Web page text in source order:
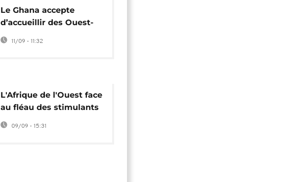
Le Ghana accepte
d’accueillir des Ouest-
Africains expulsés des
USA
11/09 - 11:32
L'Afrique de l'Ouest face
au fléau des stimulants
sexuels
09/09 - 15:31